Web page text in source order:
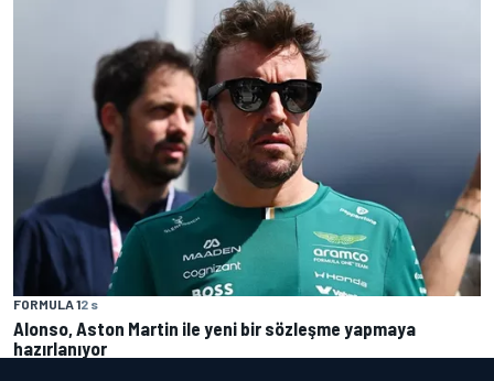
FORMULA 12 s
Alonso, Aston Martin ile yeni bir sözleşme yapmaya
hazırlanıyor